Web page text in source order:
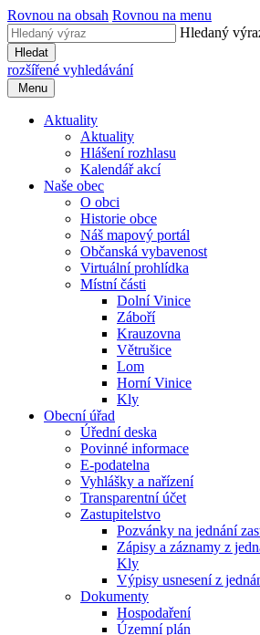
Rovnou na obsah Rovnou na menu
Hledaný
Hledat
rozšířené vyhledávání
Menu
Aktuality
Aktuality
Hlášení rozhlasu
Kalendář akcí
Naše obec
O obci
Historie obce
Náš mapový portál
Občanská vybavenost
Virtuální prohlídka
Místní části
Dolní Vinice
Záboří
Krauzovna
Větrušice
Lom
Horní Vinice
Kly
Obecní úřad
Úřední deska
Povinné informace
E-podatelna
Vyhlášky a nařízení
Transparentní účet
Zastupitelstvo
Pozvánky na jednání
Zápisy a záznamy z
Kly
Výpisy usnesení z
Dokumenty
Hospodaření
Územní plán